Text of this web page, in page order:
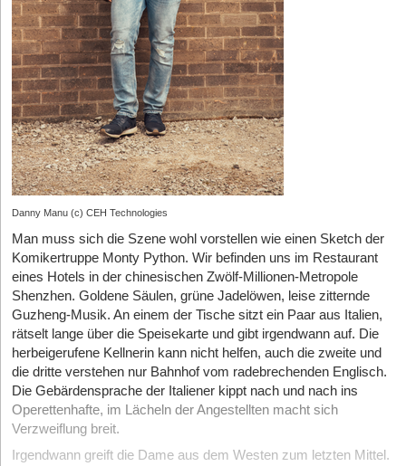
Danny Manu (c) CEH Technologies
Man muss sich die Szene wohl vorstellen wie einen Sketch der
Komikertruppe Monty Python. Wir befinden uns im Restaurant
eines Hotels in der chinesischen Zwölf-Millionen-Metropole
Shenzhen. Goldene Säulen, grüne Jadelöwen, leise zitternde
Guzheng-Musik. An einem der Tische sitzt ein Paar aus Italien,
rätselt lange über die Speisekarte und gibt irgendwann auf. Die
herbeigerufene Kellnerin kann nicht helfen, auch die zweite und
die dritte verstehen nur Bahnhof vom radebrechenden Englisch.
Die Gebärdensprache der Italiener kippt nach und nach ins
Operettenhafte, im Lächeln der Angestellten macht sich
Verzweiflung breit.
Irgendwann greift die Dame aus dem Westen zum letzten Mittel.